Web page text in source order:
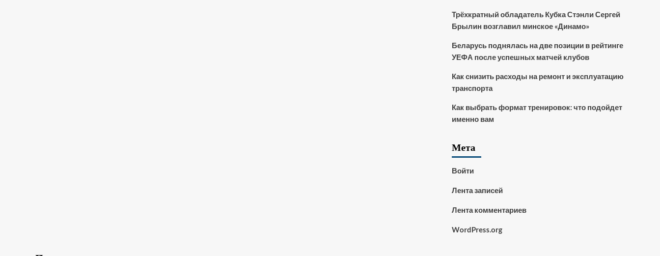
Трёхкратный обладатель Кубка Стэнли Сергей
Брылин возглавил минское «Динамо»
Беларусь поднялась на две позиции в рейтинге
УЕФА после успешных матчей клубов
Как снизить расходы на ремонт и эксплуатацию
транспорта
Как выбрать формат тренировок: что подойдет
именно вам
Мета
Войти
Лента записей
Лента комментариев
WordPress.org